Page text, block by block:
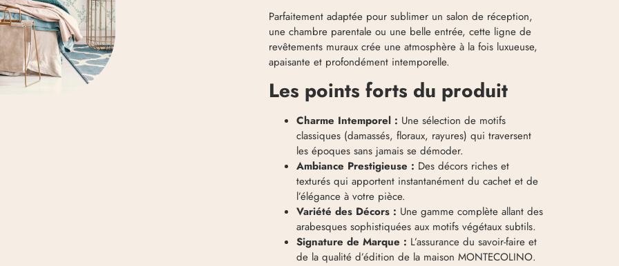
Parfaitement adaptée pour sublimer un salon de réception,
une chambre parentale ou une belle entrée, cette ligne de
revêtements muraux crée une atmosphère à la fois luxueuse,
apaisante et profondément intemporelle.
Les points forts du produit
Charme Intemporel : Une sélection de motifs
classiques (damassés, floraux, rayures) qui traversent
les époques sans jamais se démoder.
Ambiance Prestigieuse : Des décors riches et
texturés qui apportent instantanément du cachet et de
l’élégance à votre pièce.
Variété des Décors : Une gamme complète allant des
arabesques sophistiquées aux motifs végétaux subtils.
Signature de Marque : L’assurance du savoir-faire et
de la qualité d’édition de la maison MONTECOLINO.